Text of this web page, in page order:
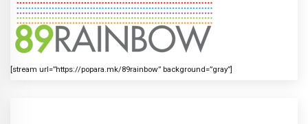
[stream url=”https://popara.mk/89rainbow” background=”gray”]